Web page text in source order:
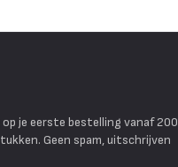
je eerste bestelling vanaf 200
Geen spam, uitschrijven